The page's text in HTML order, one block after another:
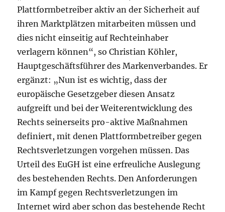
Plattformbetreiber aktiv an der Sicherheit auf
ihren Marktplätzen mitarbeiten müssen und
dies nicht einseitig auf Rechteinhaber
verlagern können“, so Christian Köhler,
Hauptgeschäftsführer des Markenverbandes. Er
ergänzt: „Nun ist es wichtig, dass der
europäische Gesetzgeber diesen Ansatz
aufgreift und bei der Weiterentwicklung des
Rechts seinerseits pro-aktive Maßnahmen
definiert, mit denen Plattformbetreiber gegen
Rechtsverletzungen vorgehen müssen. Das
Urteil des EuGH ist eine erfreuliche Auslegung
des bestehenden Rechts. Den Anforderungen
im Kampf gegen Rechtsverletzungen im
Internet wird aber schon das bestehende Recht